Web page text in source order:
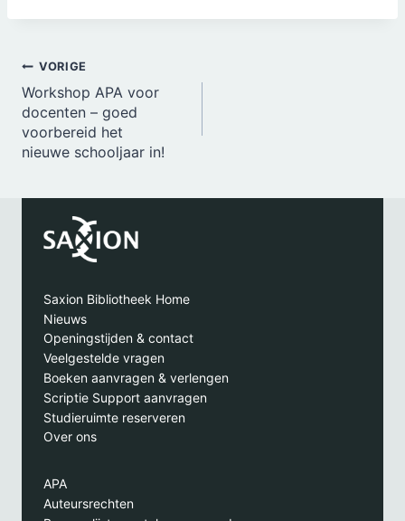
Bericht
navigatie
VORIGE
Workshop APA voor
docenten – goed
voorbereid het
nieuwe schooljaar in!
Saxion Bibliotheek Home
Nieuws
Openingstijden & contact
Veelgestelde vragen
Boeken aanvragen & verlengen
Scriptie Support aanvragen
Studieruimte reserveren
Over ons
APA
Auteursrechten